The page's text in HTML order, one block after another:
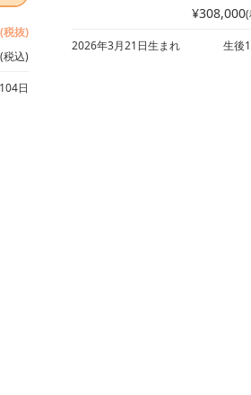
(税抜)
(税込)
日
¥308,000
2026年3月21日生まれ 生後